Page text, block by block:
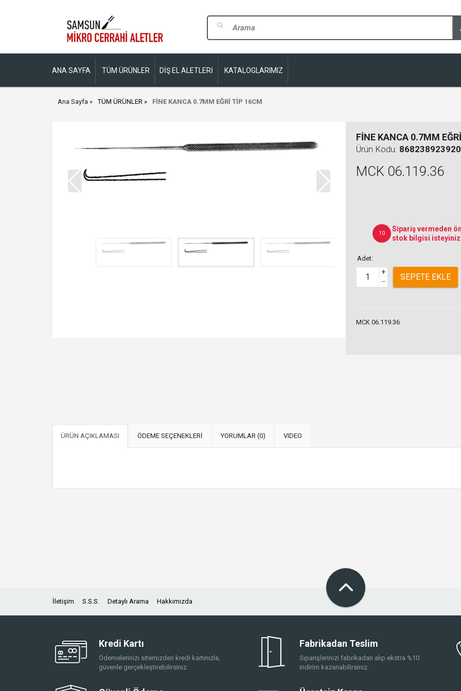
ANA SAYFA TÜM ÜRÜNLER DİŞ EL ALETLERİ KATALOGLARIMIZ
Ana Sayfa TÜM ÜRÜNLER FİNE KANCA 0.7MM EĞRİ TİP 16CM
FİNE KANCA 0.7MM
Ürün Kodu:
MCK 06.119.36
10
Sipariş vermeden
stok bilgisi
Adet:
+
–
SEPETE EKLE
MCK 06.119.36
ÜRÜN AÇIKLAMASI ÖDEME SEÇENEKLERİ YORUMLAR (0) VIDEO
İletişim S.S.S. Detaylı Arama Hakkımızda
Kredi Kartı
Ödemelerinizi sitemizden kredi kartınızla,
güvenle gerçekleştirebilirsiniz.
Fabrikadan Teslim
Siparişlerinizi fabrikadan alıp ekstra %10
indirim kazanabilirsiniz.